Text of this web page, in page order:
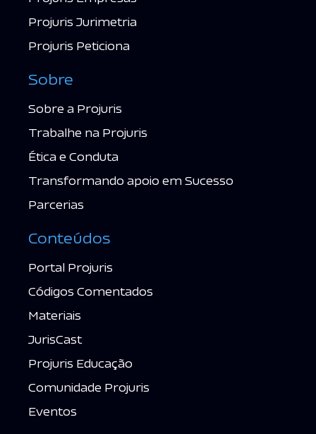
Projuris Jurimetria
Projuris Peticiona
Sobre
Sobre a Projuris
Trabalhe na Projuris
Ética e Conduta
Transformando apoio em Sucesso
Parcerias
Conteúdos
Portal Projuris
Códigos Comentados
Materiais
JurisCast
Projuris Educação
Comunidade Projuris
Eventos